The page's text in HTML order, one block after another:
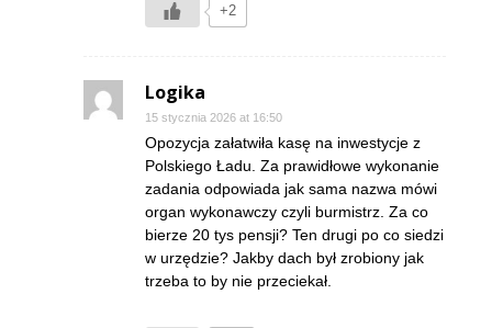
+2
Logika
15 stycznia 2026 at 16:50
Opozycja załatwiła kasę na inwestycje z
Polskiego Ładu. Za prawidłowe wykonanie
zadania odpowiada jak sama nazwa mówi
organ wykonawczy czyli burmistrz. Za co
bierze 20 tys pensji? Ten drugi po co siedzi
w urzędzie? Jakby dach był zrobiony jak
trzeba to by nie przeciekał.